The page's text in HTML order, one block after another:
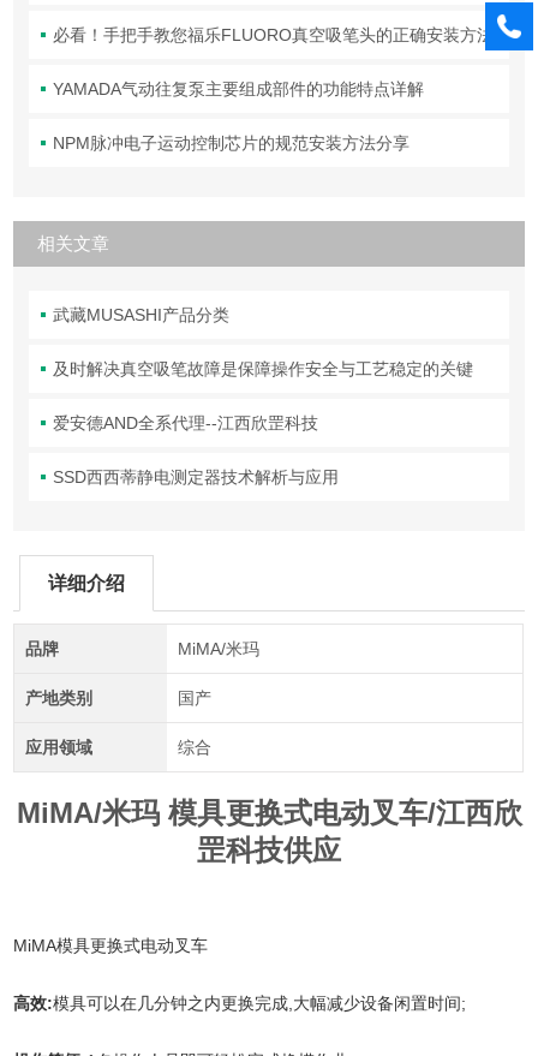
必看！手把手教您福乐FLUORO真空吸笔头的正确安装方法
YAMADA气动往复泵主要组成部件的功能特点详解
NPM脉冲电子运动控制芯片的规范安装方法分享
相关文章
武藏MUSASHI产品分类
及时解决真空吸笔故障是保障操作安全与工艺稳定的关键
爱安德AND全系代理--江西欣罡科技
SSD西西蒂静电测定器技术解析与应用
详细介绍
品牌 MiMA/米玛
产地类别 国产
应用领域 综合
MiMA/米玛 模具更换式电动叉车/江西欣
罡科技供应
MiMA模具更换式电动叉车
高效:模具可以在几分钟之内更换完成,大幅减少设备闲置时间;